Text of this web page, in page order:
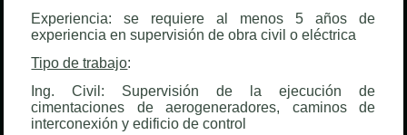
Experiencia: se requiere al menos 5 años de
experiencia en supervisión de obra civil o eléctrica
Tipo de trabajo:
Ing. Civil: Supervisión de la ejecución de
cimentaciones de aerogeneradores, caminos de
interconexión y edificio de control